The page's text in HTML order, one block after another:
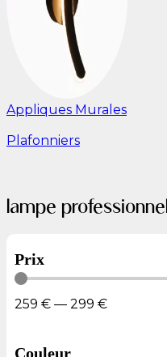
Appliques Murales
Plafonniers
lampe
Prix
259 € — 299 €
Couleur